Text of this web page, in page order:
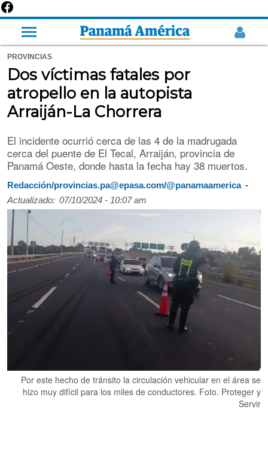
PROVINCIAS
Dos víctimas fatales por
atropello en la autopista
Arraiján-La Chorrera
El incidente ocurrió cerca de las 4 de la madrugada
cerca del puente de El Tecal, Arraiján, provincia de
Panamá Oeste, donde hasta la fecha hay 38 muertos.
Redacción/provincias.pa@epasa.com/@panamaamerica -
Actualizado: 07/10/2024 - 10:07 am
Por este hecho de tránsito la circulación vehicular en el área se
hizo muy difícil para los miles de conductores. Foto. Proteger y
Servir